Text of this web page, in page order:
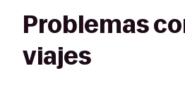
Problemas
viajes